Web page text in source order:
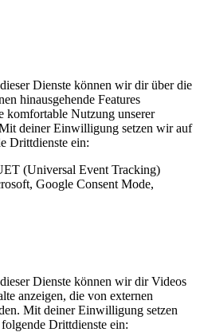
Dienste können wir dir über die
hinausgehende Features
komfortable Nutzung unserer
deiner Einwilligung setzen wir auf
Drittdienste ein:
(Universal Event Tracking)
Google Consent Mode,
Dienste können wir dir Videos
anzeigen, die von externen
Mit deiner Einwilligung setzen
Drittdienste ein: